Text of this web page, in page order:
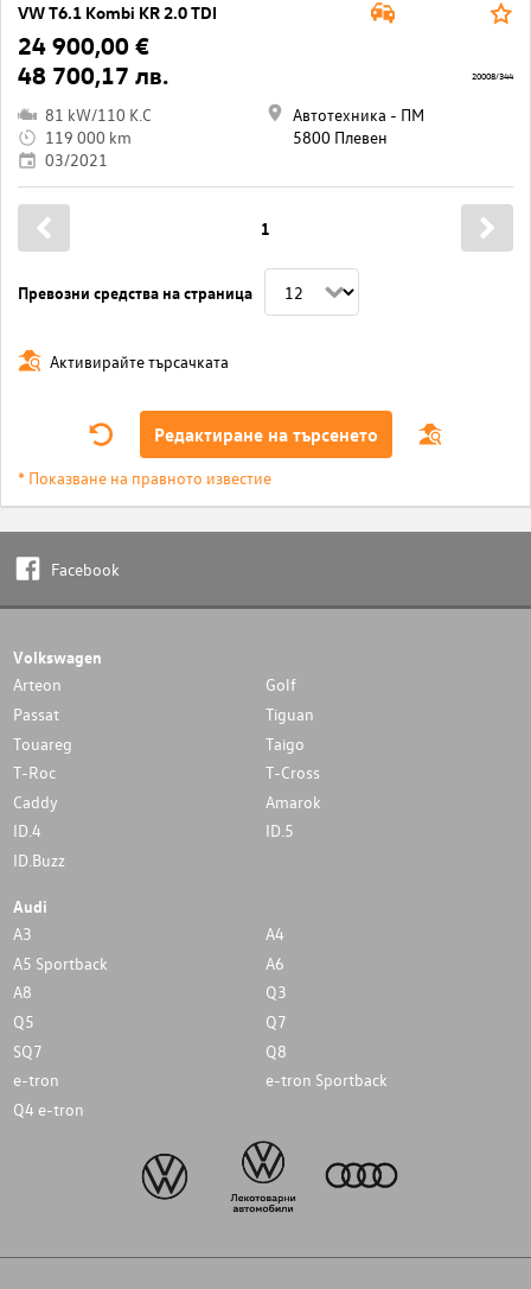
VW T6.1 Kombi KR 2.0 TDI
24 900,00 €
48 700,17 лв.
81 kW/110 K.C
119 000 km
03/2021
Автотехника - ПМ
5800 Плевен
20008/344
Превозни средства на страница
1
Активирайте търсачката
Редактиране на търсенето
* Показване на правното известие
Facebook
Volkswagen
Arteon
Golf
Passat
Tiguan
Touareg
Taigo
T-Roc
T-Cross
Caddy
Amarok
ID.4
ID.5
ID.Buzz
Audi
A3
A4
A5 Sportback
A6
A8
Q3
Q5
Q7
SQ7
Q8
e-tron
e-tron Sportback
Q4 e-tron